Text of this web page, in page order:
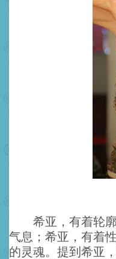
希亚，有着轮廓
气息；希亚，有着
的灵魂。提到希亚